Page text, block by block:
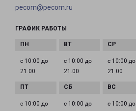
pecom@pecom.ru
ГРАФИК РАБОТЫ
с 10:00 до
21:00
с 10:00 до
21:00
с 10:00 до
21:00
с 10:00 до
с 10:00 до
с 10:00 до